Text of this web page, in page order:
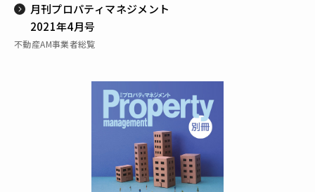
月刊プロパティマネジメント
2021年4月号
不動産AM事業者総覧